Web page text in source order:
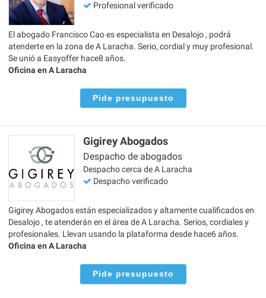
Profesional verificado
El abogado Francisco Cao es especialista en Desalojo , podrá
atenderte en la zona de A Laracha. Serio, cordial y muy profesional.
Se unió a Easyoffer hace8 años.
Oficina en A Laracha
Pide presupuesto
Gigirey Abogados
Despacho de abogados
Despacho cerca de A Laracha
Despacho verificado
Gigirey Abogados están especializados y altamente cualificados en
Desalojo , te atenderán en el área de A Laracha. Serios, cordiales y
profesionales. Llevan usando la plataforma desde hace6 años.
Oficina en A Laracha
Pide presupuesto